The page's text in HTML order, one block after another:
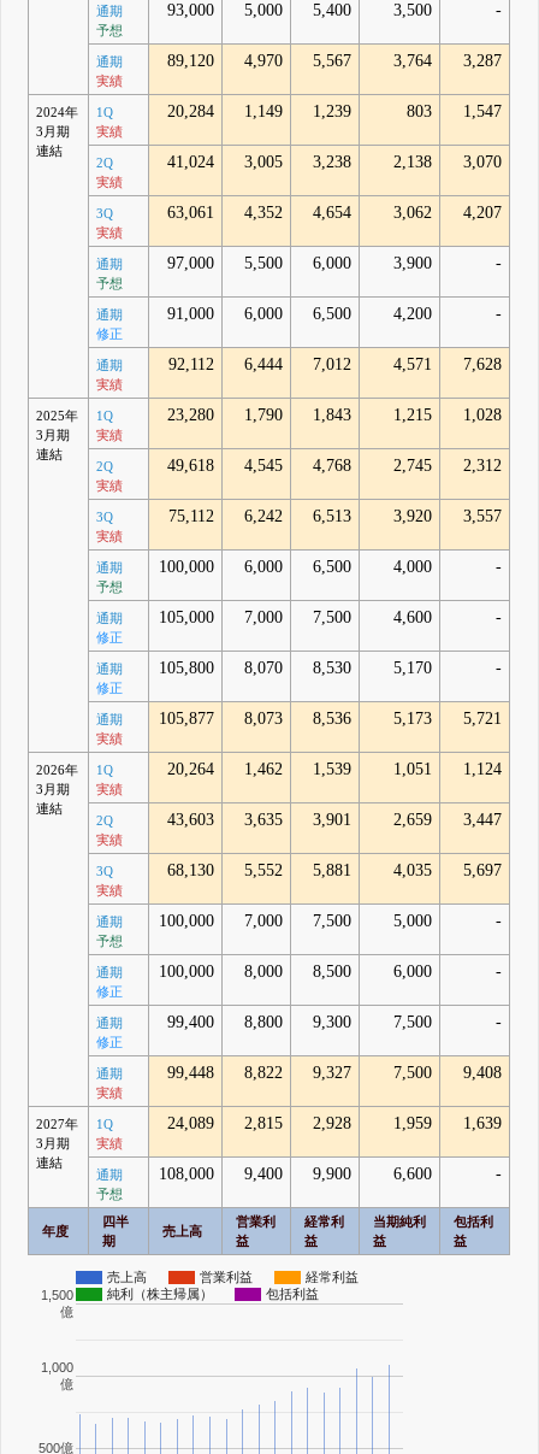
通期
予想
93,000 5,000 5,400 3,500 -
通期
実績
89,120 4,970 5,567 3,764 3,287
2024年
3月期
連結
1Q
実績
20,284 1,149 1,239 803 1,547
2Q
実績
41,024 3,005 3,238 2,138 3,070
3Q
実績
63,061 4,352 4,654 3,062 4,207
通期
予想
97,000 5,500 6,000 3,900 -
通期
修正
91,000 6,000 6,500 4,200 -
通期
実績
92,112 6,444 7,012 4,571 7,628
2025年
3月期
連結
1Q
実績
23,280 1,790 1,843 1,215 1,028
2Q
実績
49,618 4,545 4,768 2,745 2,312
3Q
実績
75,112 6,242 6,513 3,920 3,557
通期
予想
100,000 6,000 6,500 4,000 -
通期
修正
105,000 7,000 7,500 4,600 -
通期
修正
105,800 8,070 8,530 5,170 -
通期
実績
105,877 8,073 8,536 5,173 5,721
2026年
3月期
連結
1Q
実績
20,264 1,462 1,539 1,051 1,124
2Q
実績
43,603 3,635 3,901 2,659 3,447
3Q
実績
68,130 5,552 5,881 4,035 5,697
通期
予想
100,000 7,000 7,500 5,000 -
通期
修正
100,000 8,000 8,500 6,000 -
通期
修正
99,400 8,800 9,300 7,500 -
通期
実績
99,448 8,822 9,327 7,500 9,408
2027年
3月期
連結
1Q
実績
24,089 2,815 2,928 1,959 1,639
通期
予想
108,000 9,400 9,900 6,600 -
年度
四半
期
売上高
営業利
益
経常利
益
当期純利
益
包括利
益
売上高 営業利益
経常利益
純利（株主帰属）
包括利益
500億
1,000
億
1,500
億